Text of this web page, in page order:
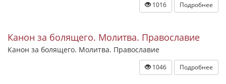
1016 Подробнее
Канон за болящего. Молитва. Православие
Канон за болящего. Молитва. Православие
1046 Подробнее